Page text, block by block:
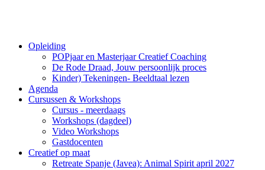
Opleiding
POPjaar en Masterjaar Creatief Coaching
De Rode Draad, Jouw persoonlijk proces
Kinder) Tekeningen- Beeldtaal lezen
Agenda
Cursussen & Workshops
Cursus - meerdaags
Workshops (dagdeel)
Video Workshops
Gastdocenten
Creatief op maat
Retreate Spanje (Javea): Animal Spirit april 2027